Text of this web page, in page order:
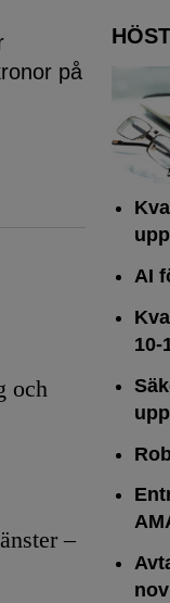
på
och
–
AI
10-
nov